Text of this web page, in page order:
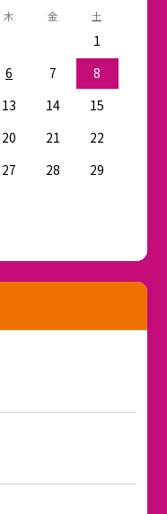
木 金 土
1
6 7
8
13 14
15
20 21
22
27 28
29